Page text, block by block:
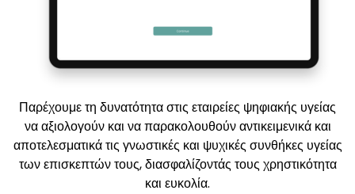
Παρέχουμε τη δυνατότητα στις εταιρείες ψηφιακής υγείας
να αξιολογούν και να παρακολουθούν αντικειμενικά και
αποτελεσματικά τις γνωστικές και ψυχικές συνθήκες υγείας
των επισκεπτών τους, διασφαλίζοντάς τους χρηστικότητα
και ευκολία.